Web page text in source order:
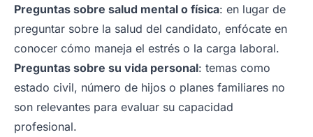
Preguntas sobre salud mental o física: en lugar de
preguntar sobre la salud del candidato, enfócate en
conocer cómo maneja el estrés o la carga laboral.
Preguntas sobre su vida personal: temas como
estado civil, número de hijos o planes familiares no
son relevantes para evaluar su capacidad
profesional.